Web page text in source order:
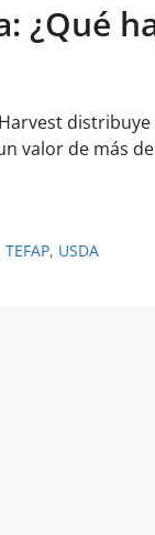
¿Qué
valor de más
TEFAP, USDA